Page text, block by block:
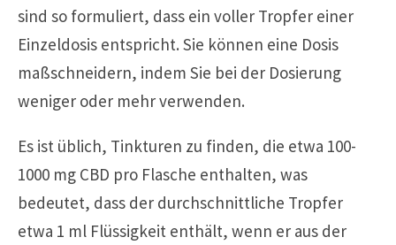
sind so formuliert, dass ein voller Tropfer einer
Einzeldosis entspricht. Sie können eine Dosis
maßschneidern, indem Sie bei der Dosierung
weniger oder mehr verwenden.
Es ist üblich, Tinkturen zu finden, die etwa 100-
1000 mg CBD pro Flasche enthalten, was
bedeutet, dass der durchschnittliche Tropfer
etwa 1 ml Flüssigkeit enthält, wenn er aus der